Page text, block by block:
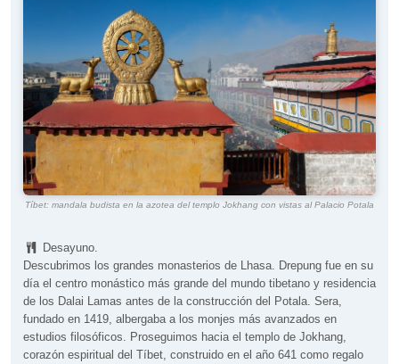
Tíbet: mandala budista en la azotea del templo Jokhang con vistas al Palacio Potala
Desayuno.
Descubrimos los grandes monasterios de Lhasa. Drepung fue en su
día el centro monástico más grande del mundo tibetano y residencia
de los Dalai Lamas antes de la construcción del Potala. Sera,
fundado en 1419, albergaba a los monjes más avanzados en
estudios filosóficos. Proseguimos hacia el templo de Jokhang,
corazón espiritual del Tíbet, construido en el año 641 como regalo